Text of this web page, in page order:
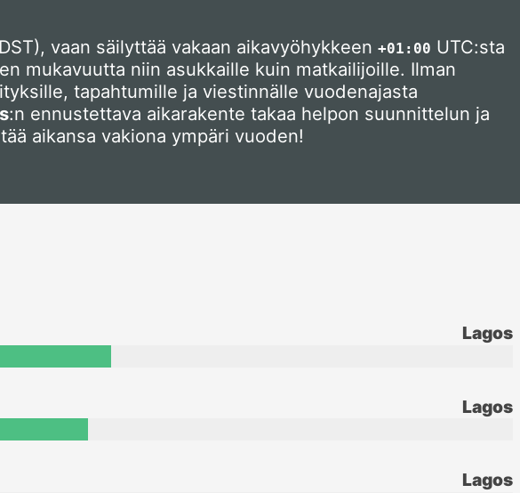
vaan säilyttää vakaan aikavyöhykkeen +01:00 UTC:sta
mukavuutta niin asukkaille kuin matkailijoille. Ilman
tapahtumille ja viestinnälle vuodenajasta
:n ennustettava aikarakente takaa helpon suunnittelun ja
aikansa vakiona ympäri vuoden!
Lagos
Lagos
Lagos